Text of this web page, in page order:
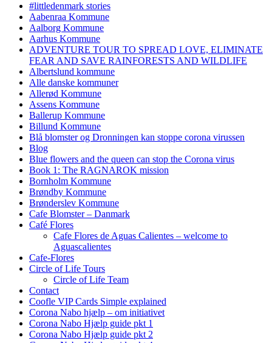
#littledenmark stories
Aabenraa Kommune
Aalborg Kommune
Aarhus Kommune
ADVENTURE TOUR TO SPREAD LOVE, ELIMINATE
FEAR AND SAVE RAINFORESTS AND WILDLIFE
Albertslund kommune
Alle danske kommuner
Allerød Kommune
Assens Kommune
Ballerup Kommune
Billund Kommune
Blå blomster og Dronningen kan stoppe corona virussen
Blog
Blue flowers and the queen can stop the Corona virus
Book 1: The RAGNAROK mission
Bornholm Kommune
Brøndby Kommune
Brønderslev Kommune
Cafe Blomster – Danmark
Café Flores
Cafe Flores de Aguas Calientes – welcome to
Aguascalientes
Cafe-Flores
Circle of Life Tours
Circle of Life Team
Contact
Coofle VIP Cards Simple explained
Corona Nabo hjælp – om initiativet
Corona Nabo Hjælp guide pkt 1
Corona Nabo Hjælp guide pkt 2